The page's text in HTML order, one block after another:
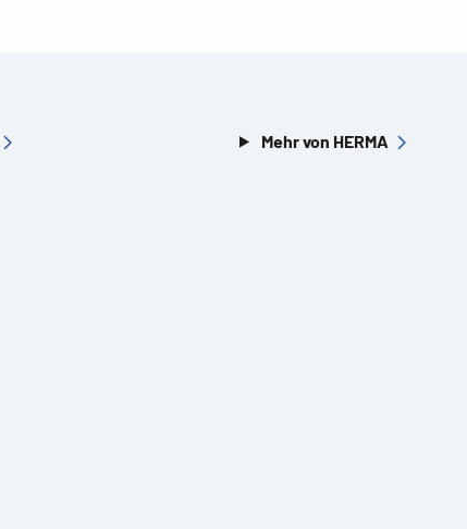
Mehr von HERMA